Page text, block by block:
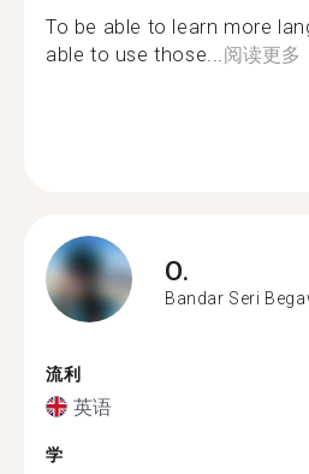
To be able to learn more
able to use those...阅读更多
O.
Bandar Seri
流利
英语
学